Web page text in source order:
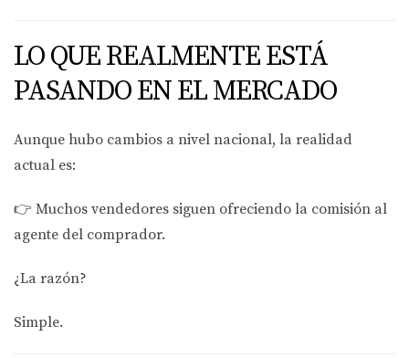
LO QUE REALMENTE ESTÁ
PASANDO EN EL MERCADO
Aunque hubo cambios a nivel nacional, la realidad
actual es:
👉 Muchos vendedores siguen ofreciendo la comisión al
agente del comprador.
¿La razón?
Simple.